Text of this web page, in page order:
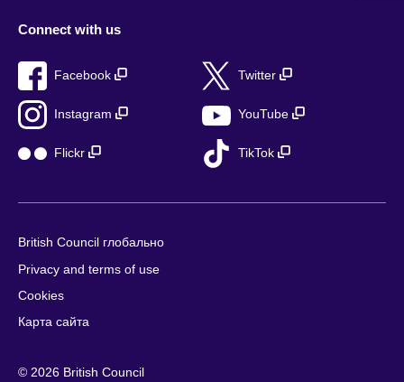
Connect with us
Facebook Twitter
Instagram YouTube
Flickr TikTok
British Council глобально
Privacy and terms of use
Cookies
Карта сайта
© 2026 British Council